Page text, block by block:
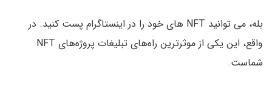
بله، می توانید NFT های خود را در اینستاگرام پست کنید. در
واقع، این یکی از موثرترین راه‌های تبلیغات پروژه‌های NFT
شماست.